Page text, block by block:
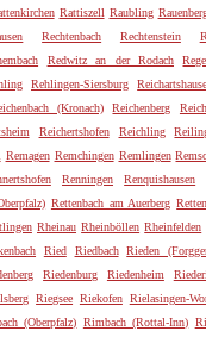
Rattiszell Raubling
Rechtenbach Rechtenstein
Redwitz an der Rodach
Rehlingen-Siersburg
(Kronach) Reichenberg
Reichertshofen Reichling
Remagen Remchingen Remlingen
Renningen Renquishausen
Rettenbach am Auerberg
Rheinau Rheinböllen Rheinfelden
Ried Riedbach Rieden
Riedenburg Riedenheim
Riegsee Riekofen Rielasingen-
(Oberpfalz) Rimbach (Rottal-Inn)